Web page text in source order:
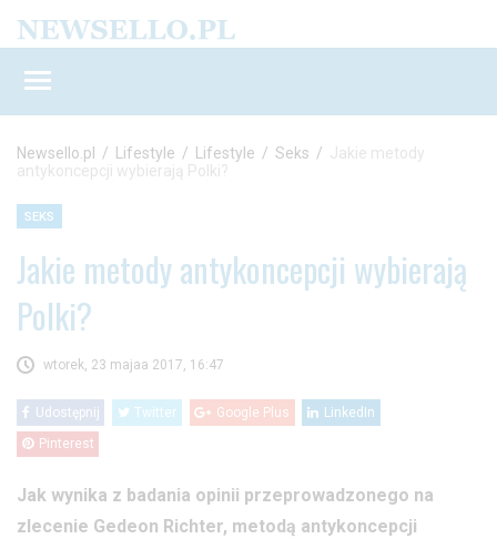
Newsello.pl / Lifestyle / Lifestyle / Seks / Jakie metody
antykoncepcji wybierają Polki?
SEKS
Jakie metody antykoncepcji wybierają
Polki?
wtorek, 23 majaa 2017, 16:47
Udostępnij Twitter Google Plus LinkedIn
Pinterest
Jak wynika z badania opinii przeprowadzonego na
zlecenie Gedeon Richter, metodą antykoncepcji